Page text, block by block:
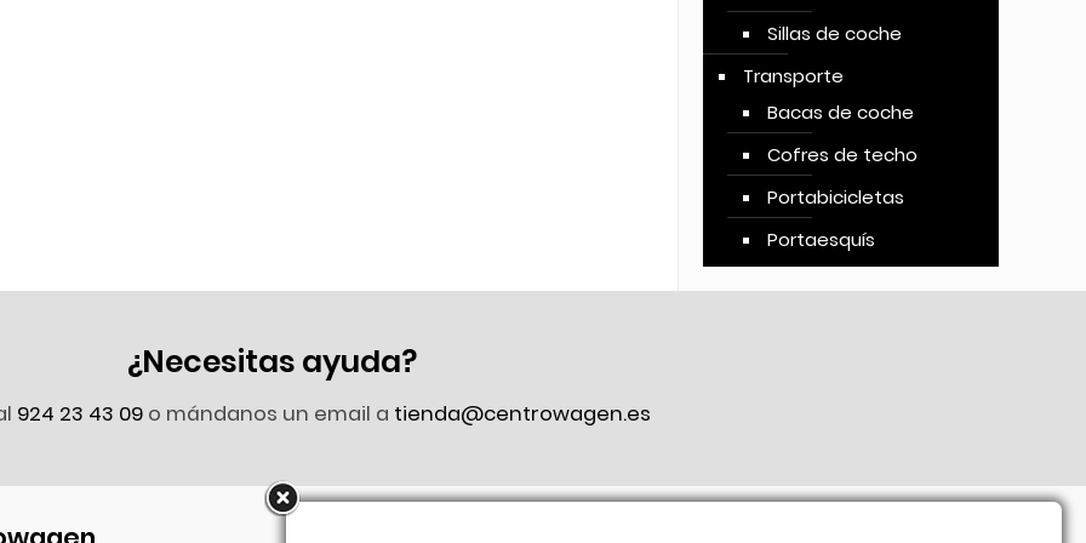
Sillas de coche
Transporte
Bacas de coche
Cofres de techo
Portabicicletas
Portaesquís
¿Necesitas ayuda?
924 23 43 09 o mándanos un email a tienda@centrowagen.es